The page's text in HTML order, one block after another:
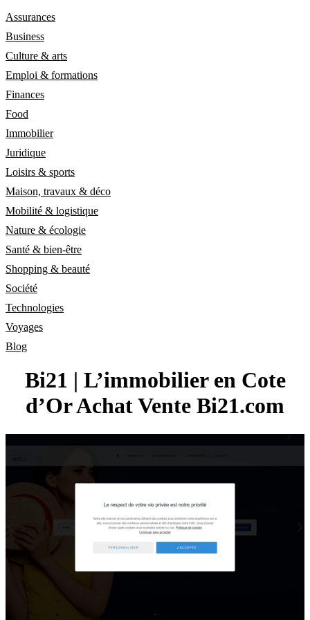
Assurances
Business
Culture & arts
Emploi & formations
Finances
Food
Immobilier
Juridique
Loisirs & sports
Maison, travaux & déco
Mobilité & logistique
Nature & écologie
Santé & bien-être
Shopping & beauté
Société
Technologies
Voyages
Blog
Bi21 | L’immobilier en Cote
d’Or Achat Vente Bi21.com